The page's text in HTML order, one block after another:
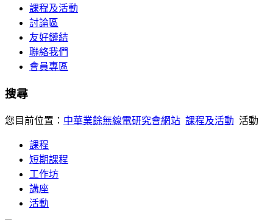
課程及活動
討論區
友好鏈結
聯絡我們
會員專區
搜尋
您目前位置： 中華業餘無線電研究會網站 課程及活動 活動
課程
短期課程
工作坊
講座
活動